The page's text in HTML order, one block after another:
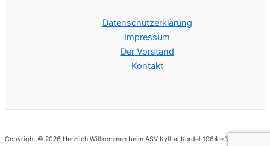
Datenschutzerklärung
Impressum
Der Vorstand
Kontakt
Copyright © 2026 Herzlich Willkommen beim ASV Kylltal Kordel 1964 e.V. | M.Reisen